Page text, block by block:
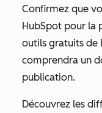
Confirmez que
HubSpot pour la
outils gratuits de
comprendra un
publication.
Découvrez les